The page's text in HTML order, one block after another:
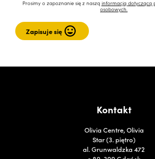
Prosimy o zapoznanie się z naszą informacją dotyczącą
osobowych.
Kontakt
Olivia Centre, Olivia
Star (3. piętro)
al. Grunwaldzka 472